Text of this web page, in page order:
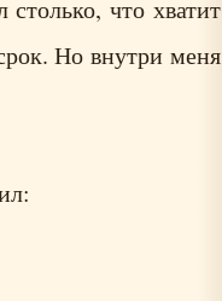
что хватит
Но внутри меня